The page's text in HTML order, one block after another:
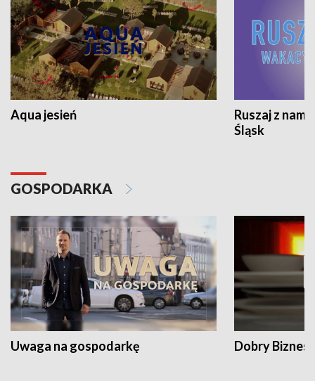
Aqua jesień
Ruszaj z
Śląsk
GOSPODARKA
Uwaga na gospodarkę Dobry Biznes